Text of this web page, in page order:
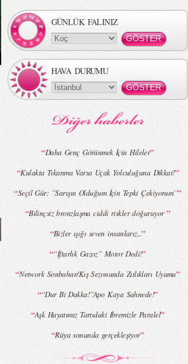
GÜNLÜK FALINIZ
HAVA DURUMU
“Daha Genç Görünmek İçin Hileler”
“Kulakta Tıkanma Varsa Uçak Yolculuğuna Dikkat!”
“Seçil Gür: ``Sarışın Olduğum İçin Tepki Çekiyorum``”
“Bilinçsiz bronzlaşma ciddi riskler doğuruyor”
“Bizler ışığı seven insanlarız...”
““İftarlık Gazoz” Motor Dedi!”
“Network Sonbahar/Kış Sezonunda Zıtlıkları Uyumu”
““Dur Bi Dakka!”Apo Kaya Sahnede!”
“Aşk Hayatımız Tartıdaki İbremizle Paralel”
“Rüya sonunda gerçekleşiyor”